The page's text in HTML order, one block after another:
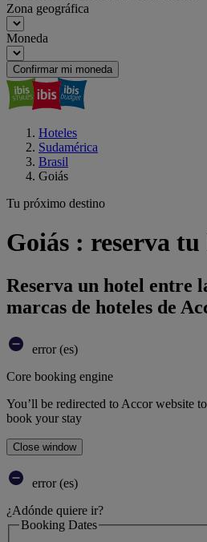
Zona geográfica
Moneda
Confirmar mi moneda
Hoteles
Sudamérica
Brasil
Goiás
Tu próximo destino
Goiás : reserva
Reserva un hotel entre
marcas de hoteles de
error (es)
Core booking engine
You’ll be redirected to Accor website
book your stay
Close window
error (es)
¿Adónde quiere ir?
Booking Dates